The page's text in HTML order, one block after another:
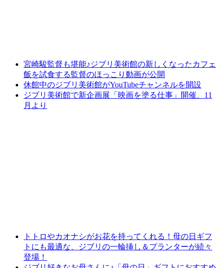
宮崎駿監督も堪能♪ジブリ美術館の新しくなったカフェ
飯を試食する監督のほっこり動画が公開
休館中のジブリ美術館がYouTubeチャンネルを開設
ジブリ美術館で新企画展「映画を塗る仕事」開催、11
月より
トトロやカオナシがお花を持ってくれる！母の日ギフ
トにも最適な、ジブリの一輪挿し＆プランターが続々
登場！